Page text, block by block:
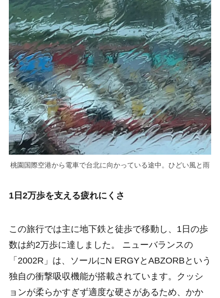
桃園国際空港から電車で台北に向かっている途中。ひどい風と雨
1日2万歩を支える疲れにくさ
この旅行では主に地下鉄と徒歩で移動し、1日の歩
数は約2万歩に達しました。 ニューバランスの
「2002R」は、ソールにN ERGYとABZORBという
独自の衝撃吸収機能が搭載されています。クッシ
ョンが柔らかすぎず適度な硬さがあるため、かか